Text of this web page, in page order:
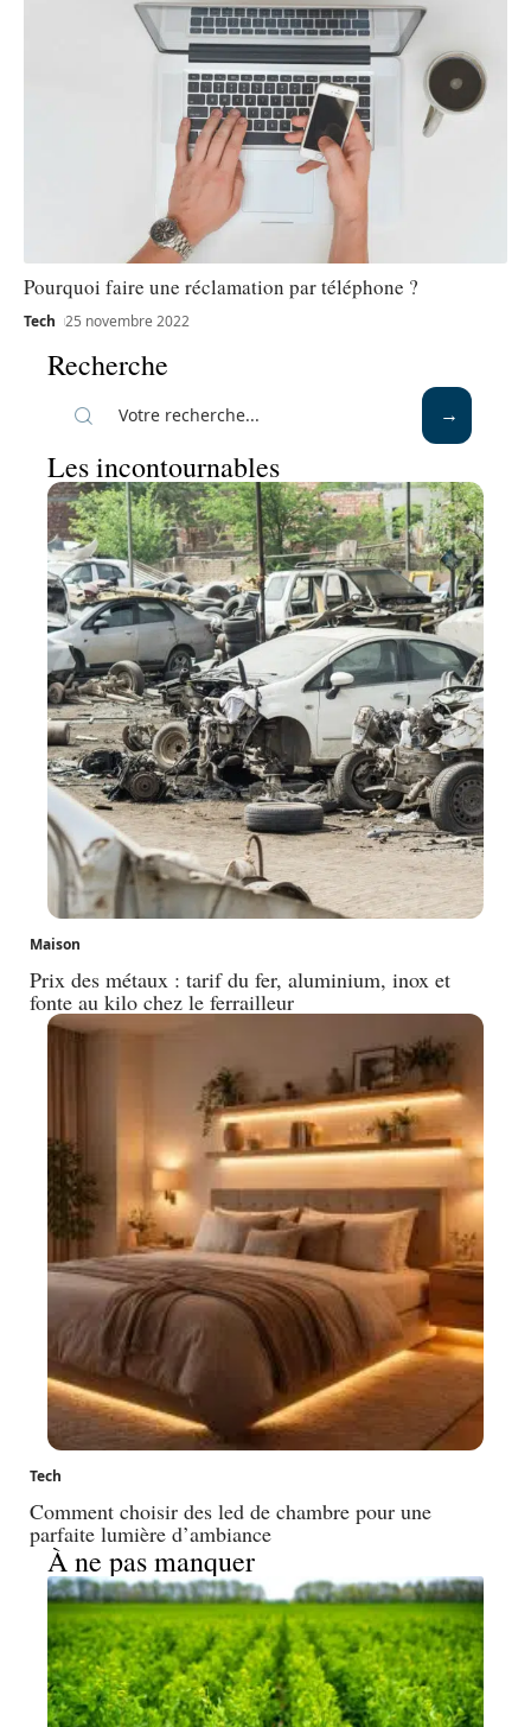
Pourquoi faire une réclamation par téléphone ?
Tech 25 novembre 2022
Recherche
Les incontournables
Maison
Prix des métaux : tarif du fer, aluminium, inox et
fonte au kilo chez le ferrailleur
Tech
Comment choisir des led de chambre pour une
parfaite lumière d’ambiance
À ne pas manquer